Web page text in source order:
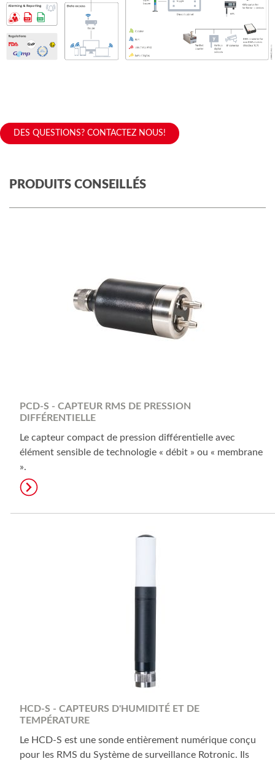
DES QUESTIONS? CONTACTEZ NOUS!
PRODUITS CONSEILLÉS
PCD-S - CAPTEUR RMS DE PRESSION
DIFFÉRENTIELLE
Le capteur compact de pression différentielle avec
élément sensible de technologie « débit » ou « membrane
».
HCD-S - CAPTEURS D'HUMIDITÉ ET DE
TEMPÉRATURE
Le HCD-S est une sonde entièrement numérique conçu
pour les RMS du Système de surveillance Rotronic. Ils